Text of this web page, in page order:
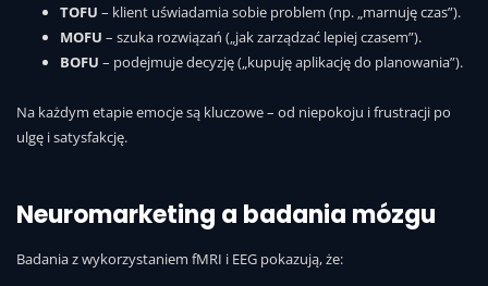
TOFU – klient uświadamia sobie problem (np. „marnuję czas”).
MOFU – szuka rozwiązań („jak zarządzać lepiej czasem”).
BOFU – podejmuje decyzję („kupuję aplikację do planowania”).
Na każdym etapie emocje są kluczowe – od niepokoju i frustracji po
ulgę i satysfakcję.
Neuromarketing a badania mózgu
Badania z wykorzystaniem fMRI i EEG pokazują, że: